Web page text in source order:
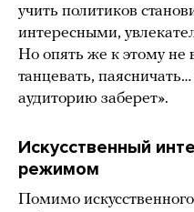
учить политиков
интересными,
Но опять же к этому не
танцевать,
аудиторию заберет».
Искусственный
режимом
Помимо